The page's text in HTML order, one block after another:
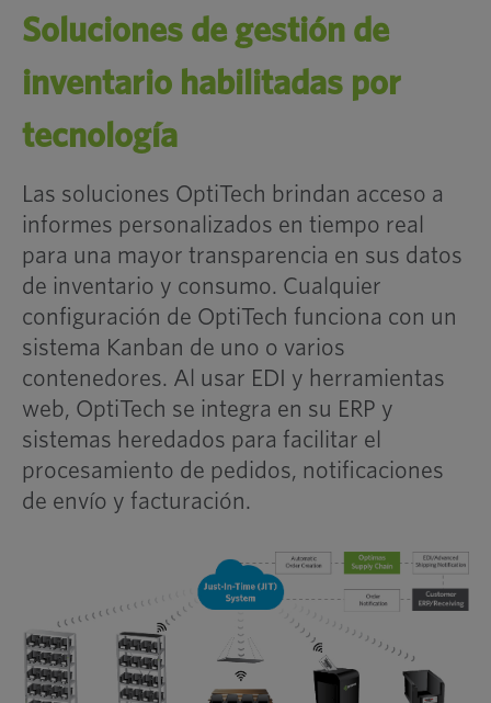
Soluciones de gestión de
inventario habilitadas por
tecnología
Las soluciones OptiTech brindan acceso a
informes personalizados en tiempo real
para una mayor transparencia en sus datos
de inventario y consumo. Cualquier
configuración de OptiTech funciona con un
sistema Kanban de uno o varios
contenedores. Al usar EDI y herramientas
web, OptiTech se integra en su ERP y
sistemas heredados para facilitar el
procesamiento de pedidos, notificaciones
de envío y facturación.